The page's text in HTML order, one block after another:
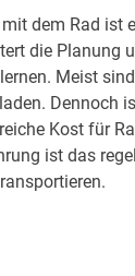
dem Rad ist
die Planung
Meist
Dennoch
Kost für
ist das